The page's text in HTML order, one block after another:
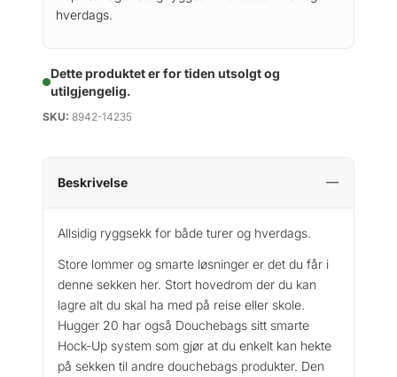
hverdags.
Dette produktet er for tiden utsolgt og
utilgjengelig.
SKU: 8942-14235
Beskrivelse
Allsidig ryggsekk for både turer og hverdags.
Store lommer og smarte løsninger er det du får i
denne sekken her. Stort hovedrom der du kan
lagre alt du skal ha med på reise eller skole.
Hugger 20 har også Douchebags sitt smarte
Hock-Up system som gjør at du enkelt kan hekte
på sekken til andre douchebags produkter. Den